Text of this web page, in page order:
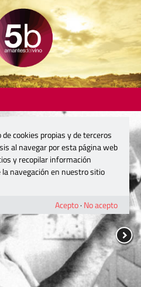
cookies propias y de terceros
al navegar por esta página web
y recopilar información
navegación en nuestro sitio
Acepto· No acepto